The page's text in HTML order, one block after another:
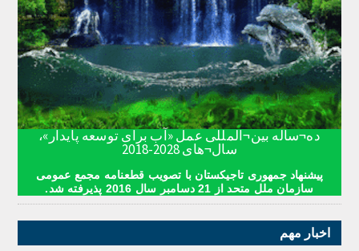
ده¬ساله بین¬المللی عمل «آب برای توسعه پایدار»،
سال¬های 2028-2018
پیشنهاد جمهوری تاجیکستان با تصویب قطعنامه مجمع عمومی
سازمان ملل متحد از 21 دسامبر سال 2016 پذیرفته شد.
اخبار مهم